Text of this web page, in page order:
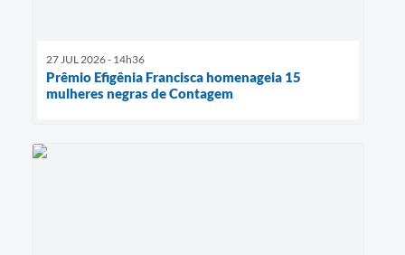
27 JUL 2026 - 14h36
Prêmio Efigênia Francisca homenageia 15
mulheres negras de Contagem